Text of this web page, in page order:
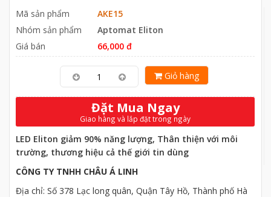
Mã sản phẩm
AKE15
Nhóm sản phẩm
Aptomat Eliton
Giá bán
66,000 đ
Giỏ hàng
Đặt Mua Ngay
Giao hàng và lắp đặt trong ngày
LED Eliton giảm 90% năng lượng, Thân thiện với môi
trường, thương hiệu cả thế giới tin dùng
CÔNG TY TNHH CHÂU Á LINH
Địa chỉ: Số 378 Lạc long quân, Quận Tây Hồ, Thành phố Hà